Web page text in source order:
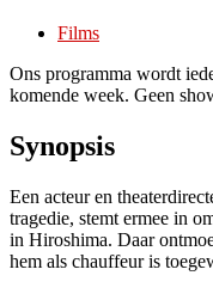
Films
Ons programma wordt
komende week. Geen
Synopsis
Een acteur en
tragedie, stemt ermee in
in Hiroshima. Daar
hem als chauffeur is